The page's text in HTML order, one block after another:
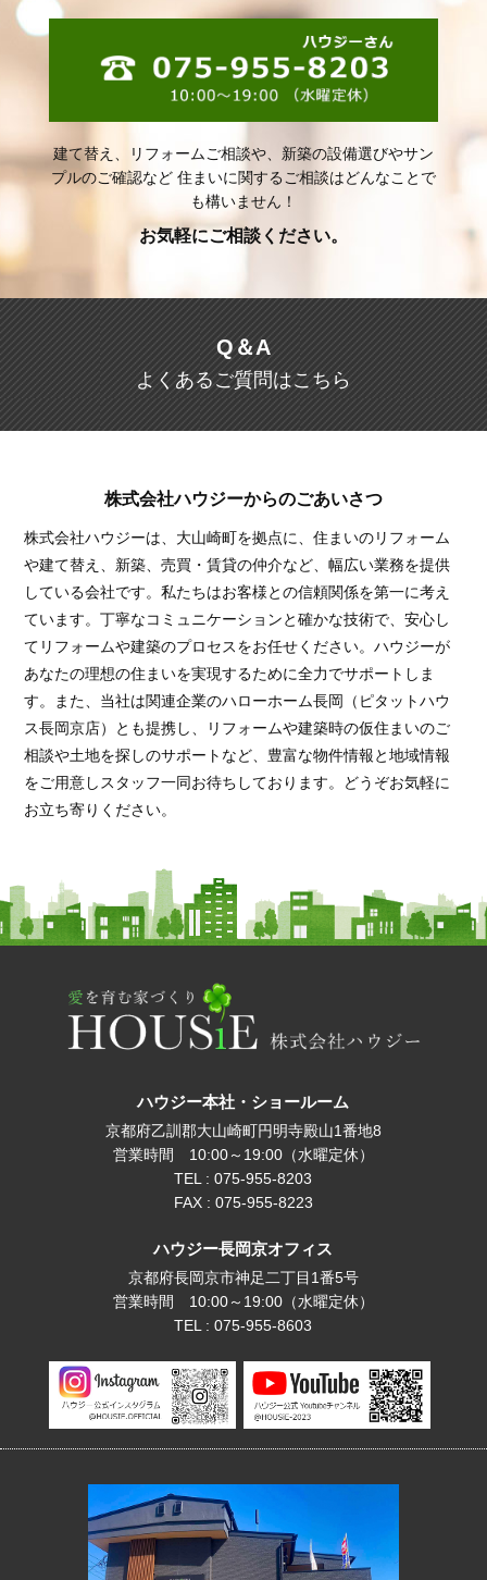
建て替え、リフォームご相談や、新築の設備選びやサン
プルのご確認など住まいに関するご相談はどんなことで
も構いません！
お気軽にご相談ください。
Q＆A
よくあるご質問はこちら
株式会社ハウジーからのごあいさつ
株式会社ハウジーは、大山崎町を拠点に、住まいのリフォーム
や建て替え、新築、売買・賃貸の仲介など、幅広い業務を提供
している会社です。私たちはお客様との信頼関係を第一に考え
ています。丁寧なコミュニケーションと確かな技術で、安心し
てリフォームや建築のプロセスをお任せください。ハウジーが
あなたの理想の住まいを実現するために全力でサポートしま
す。また、当社は関連企業のハローホーム長岡（ピタットハウ
ス長岡京店）とも提携し、リフォームや建築時の仮住まいのご
相談や土地を探しのサポートなど、豊富な物件情報と地域情報
をご用意しスタッフ一同お待ちしております。どうぞお気軽に
お立ち寄りください。
ハウジー本社・ショールーム
京都府乙訓郡大山崎町円明寺殿山1番地8
営業時間 10:00～19:00（水曜定休）
TEL : 075-955-8203
FAX : 075-955-8223
ハウジー長岡京オフィス
京都府長岡京市神足二丁目1番5号
営業時間 10:00～19:00（水曜定休）
TEL : 075-955-8603